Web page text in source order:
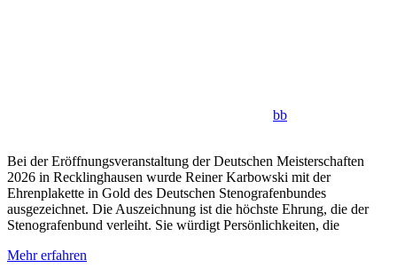
bb
Bei der Eröffnungsveranstaltung der Deutschen Meisterschaften
2026 in Recklinghausen wurde Reiner Karbowski mit der
Ehrenplakette in Gold des Deutschen Stenografenbundes
ausgezeichnet. Die Auszeichnung ist die höchste Ehrung, die der
Stenografenbund verleiht. Sie würdigt Persönlichkeiten, die
Mehr erfahren